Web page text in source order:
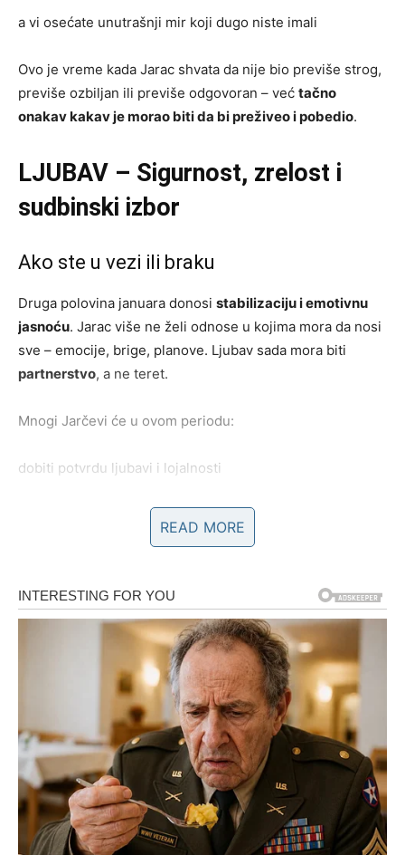
a vi osećate unutrašnji mir koji dugo niste imali
Ovo je vreme kada Jarac shvata da nije bio previše strog,
previše ozbiljan ili previše odgovoran – već tačno
onakav kakav je morao biti da bi preživeo i pobedio.
LJUBAV – Sigurnost, zrelost i
sudbinski izbor
Ako ste u vezi ili braku
Druga polovina januara donosi stabilizaciju i emotivnu
jasnoću. Jarac više ne želi odnose u kojima mora da nosi
sve – emocije, brige, planove. Ljubav sada mora biti
partnerstvo, a ne teret.
Mnogi Jarčevi će u ovom periodu:
dobiti potvrdu ljubavi i lojalnosti
učvrstiti odnos kroz ozbiljne razgovore
Ako je veza bila na klimavim nogama, sada se jasno vidi
da li ima temelje. Ako ih ima – jača. Ako nema – Jarac
dobija snagu da ode bez drame, ali sa dostojanstvom.
Ako ste slobodni
Slobodni Jarčevi ulaze u periodsudbinskog susretasa
osobom koja donosi mir, a ne haos. Ovo nije strast koja
iscrpljuje, već odnos koji deluje poznato, stabilno i
pouzdano.
Moguće je i javljanje osobe iz prošlosti, ali sada sa
READ MORE